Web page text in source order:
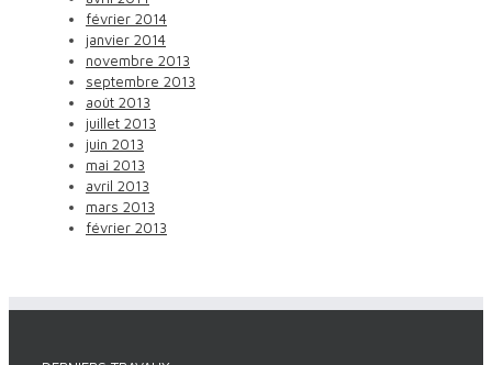
février 2014
janvier 2014
novembre 2013
septembre 2013
août 2013
juillet 2013
juin 2013
mai 2013
avril 2013
mars 2013
février 2013